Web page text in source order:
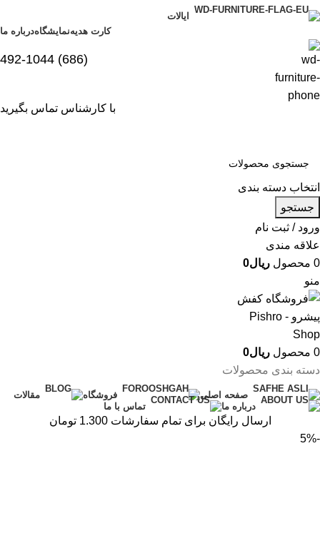
ایالات
کارت هدیهنمایشگاهدرباره ما
(686) 492-1044
با کارشناس تماس بگیرید
انتخاب دسته بندی
جستجو
ورود / ثبت نام
علاقه مندی
0 محصول ریال0
منو
0 محصول ریال0
دسته بندی محصولات
صفحه اصلی فروشگاه
مقالات
درباره ما
تماس با ما
ارسال رایگان برای تمام سفارشات 1.300 تومان
-5%